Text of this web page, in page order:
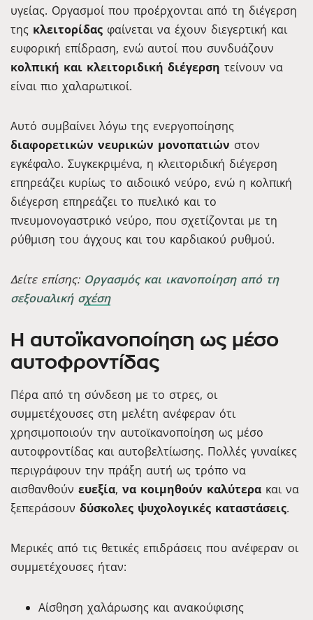
υγείας. Οργασμοί που προέρχονται από τη διέγερση
της κλειτορίδας φαίνεται να έχουν διεγερτική και
ευφορική επίδραση, ενώ αυτοί που συνδυάζουν
κολπική και κλειτοριδική διέγερση τείνουν να
είναι πιο χαλαρωτικοί.
Αυτό συμβαίνει λόγω της ενεργοποίησης
διαφορετικών νευρικών μονοπατιών στον
εγκέφαλο. Συγκεκριμένα, η κλειτοριδική διέγερση
επηρεάζει κυρίως το αιδοιικό νεύρο, ενώ η κολπική
διέγερση επηρεάζει το πυελικό και το
πνευμονογαστρικό νεύρο, που σχετίζονται με τη
ρύθμιση του άγχους και του καρδιακού ρυθμού.
Δείτε επίσης: Οργασμός και ικανοποίηση από τη
σεξουαλική σχέση
Η αυτοϊκανοποίηση ως μέσο
αυτοφροντίδας
Πέρα από τη σύνδεση με το στρες, οι
συμμετέχουσες στη μελέτη ανέφεραν ότι
χρησιμοποιούν την αυτοϊκανοποίηση ως μέσο
αυτοφροντίδας και αυτοβελτίωσης. Πολλές γυναίκες
περιγράφουν την πράξη αυτή ως τρόπο να
αισθανθούν ευεξία, να κοιμηθούν καλύτερα και να
ξεπεράσουν δύσκολες ψυχολογικές καταστάσεις.
Μερικές από τις θετικές επιδράσεις που ανέφεραν οι
συμμετέχουσες ήταν:
Αίσθηση χαλάρωσης και ανακούφισης